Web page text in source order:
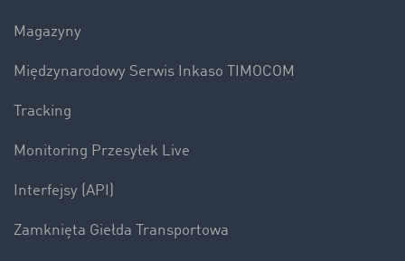
Magazyny
Międzynarodowy Serwis Inkaso TIMOCOM
Tracking
Monitoring Przesyłek Live
Interfejsy (API)
Zamknięta Giełda Transportowa